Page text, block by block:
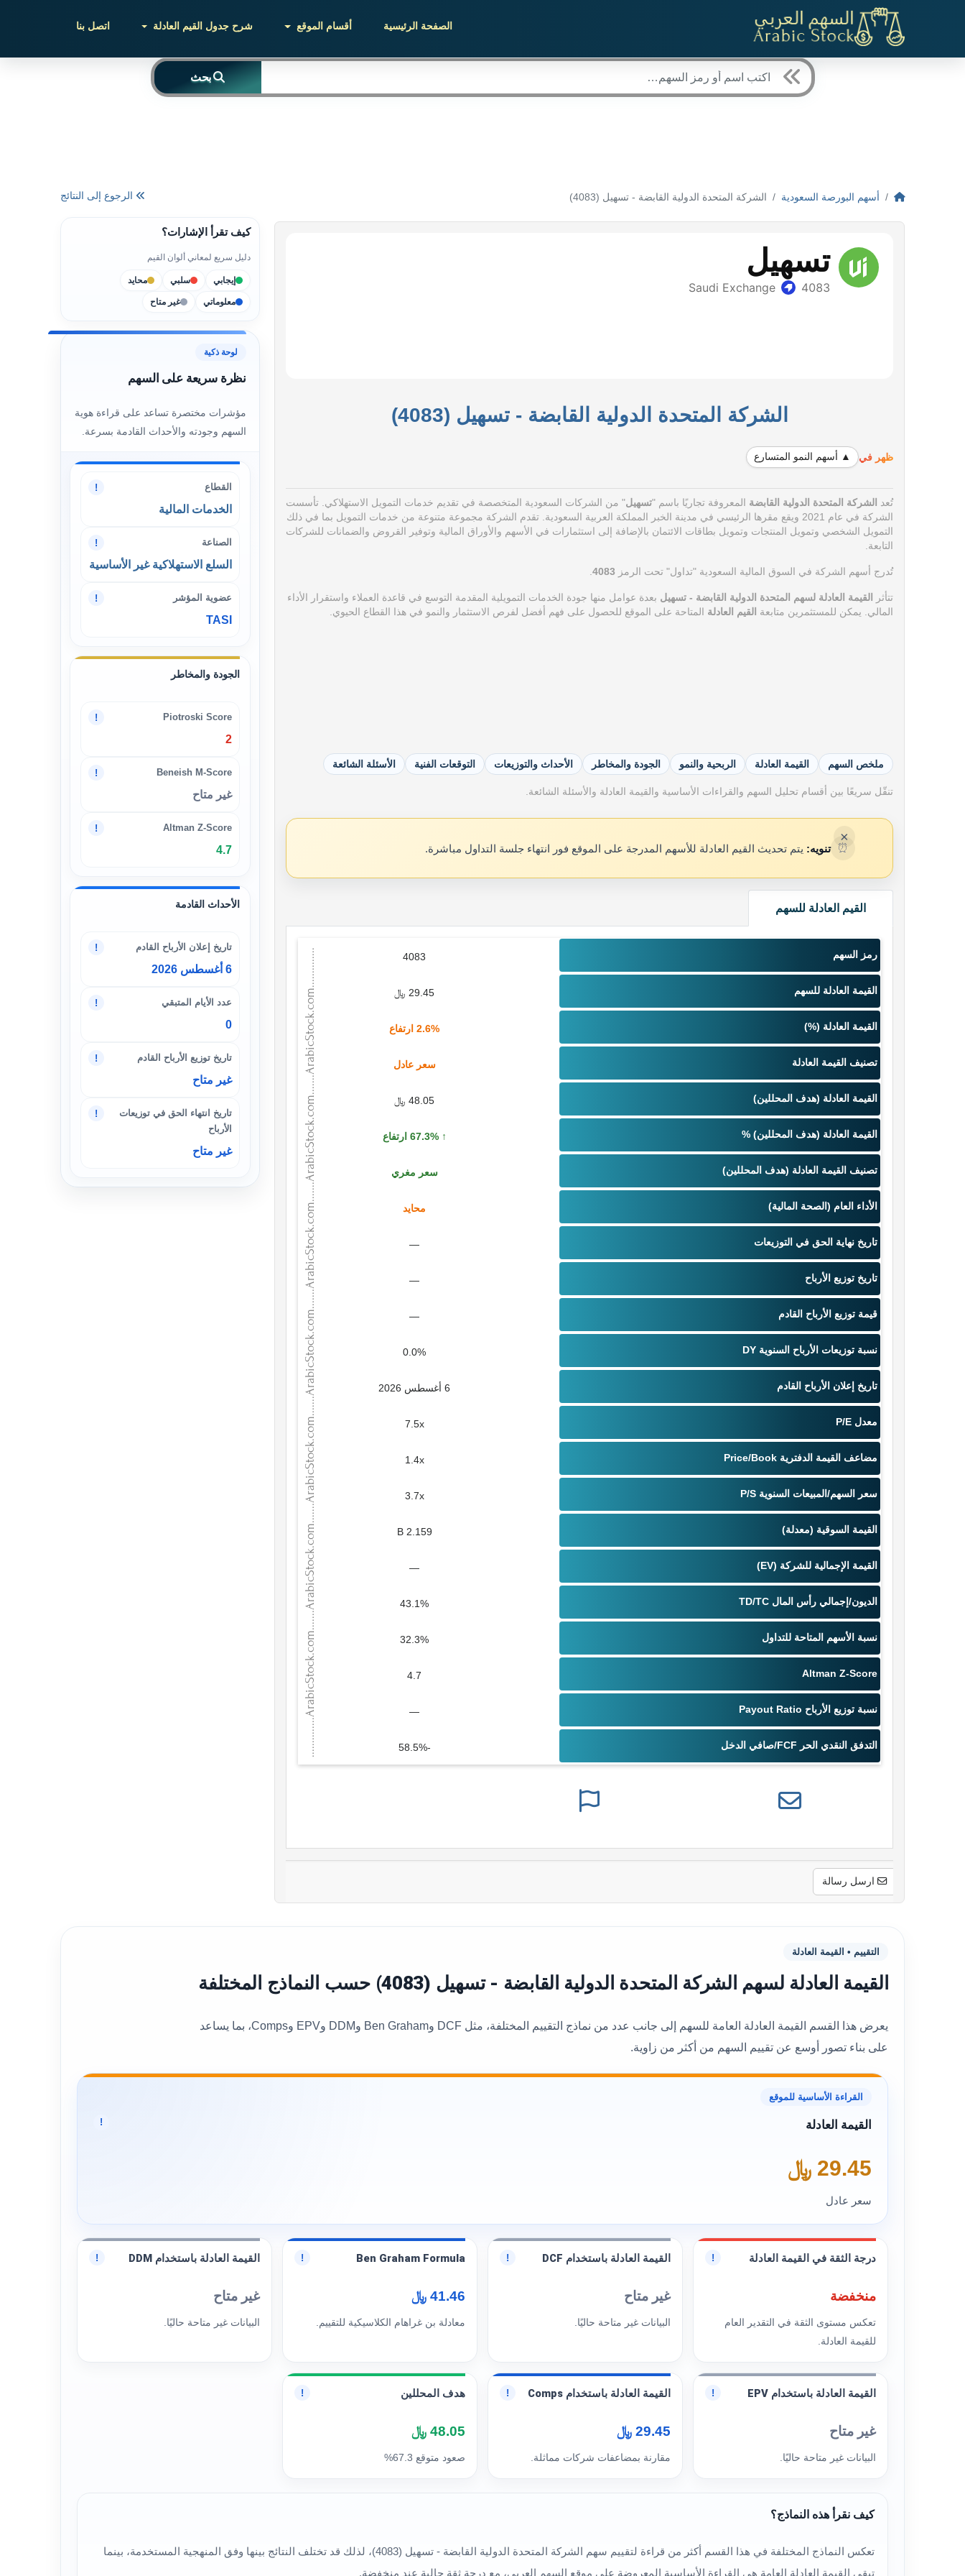
الصفحة الرئيسية أقسام الموقع شرح جدول القيم العادلة اتصل بنا
بحث
أسهم البورصة السعودية الشركة المتحدة الدولية القابضة - تسهيل (4083) الرجوع إلى النتائج
الشركة المتحدة الدولية القابضة - تسهيل (4083)
ظهر في ▲ أسهم النمو المتسارع
تُعد الشركة المتحدة الدولية القابضة المعروفة تجاريًا باسم "تسهيل" من الشركات السعودية المتخصصة في تقديم خدمات التمويل الاستهلاكي. تأسست
الشركة في عام 2021 ويقع مقرها الرئيسي في مدينة الخبر المملكة العربية السعودية.
تقدم الشركة مجموعة متنوعة من خدمات التمويل بما في ذلك
التمويل الشخصي وتمويل المنتجات وتمويل بطاقات الائتمان بالإضافة إلى استثمارات في الأسهم والأوراق المالية وتوفير القروض والضمانات للشركات
التابعة.
تُدرج أسهم الشركة في السوق المالية السعودية "تداول" تحت الرمز 4083
.
تتأثر القيمة العادلة لسهم المتحدة الدولية القابضة - تسهيل بعدة عوامل منها جودة الخدمات التمويلية المقدمة التوسع في قاعدة العملاء واستقرار الأداء
المالي. يمكن للمستثمرين متابعة القيم العادلة المتاحة على الموقع للحصول على فهم أفضل لفرص الاستثمار والنمو في هذا القطاع الحيوي.
ملخص السهم القيمة العادلة الربحية والنمو الجودة والمخاطر الأحداث والتوزيعات التوقعات الفنية الأسئلة الشائعة
تنقّل سريعًا بين أقسام تحليل السهم والقراءات الأساسية والقيمة العادلة والأسئلة الشائعة.
×
⏰ تنويه: يتم تحديث القيم العادلة للأسهم المدرجة على الموقع فور انتهاء جلسة التداول مباشرة.
القيم العادلة للسهم
4083
29.45 ﷼
2.6% ارتفاع
سعر عادل
48.05 ﷼
67.3% ارتفاع
سعر مغري
محايد
—
—
—
0.0%
6 أغسطس 2026
7.5x
1.4x
3.7x
2.159 B
—
43.1%
32.3%
4.7
—
-58.5%
ارسل رسالة
كيف تقرأ الإشارات؟
دليل سريع لمعاني ألوان القيم
إيجابي سلبي محايد
معلوماتي غير متاح
لوحة ذكية
نظرة سريعة على السهم
مؤشرات مختصرة تساعد على قراءة هوية
السهم وجودته والأحداث القادمة بسرعة.
القطاع !
الخدمات المالية
الصناعة !
السلع الاستهلاكية غير الأساسية
عضوية المؤشر !
TASI
الجودة والمخاطر
Piotroski Score
!
2
Beneish M-Score
!
غير متاح
Altman Z-Score
!
4.7
الأحداث القادمة
تاريخ إعلان الأرباح القادم !
6 أغسطس 2026
عدد الأيام المتبقي !
0
تاريخ توزيع الأرباح القادم !
غير متاح
تاريخ انتهاء الحق في توزيعات
الأرباح
!
غير متاح
التقييم • القيمة العادلة
القيمة العادلة لسهم الشركة المتحدة الدولية القابضة - تسهيل (4083) حسب النماذج المختلفة
يعرض هذا القسم القيمة العادلة العامة للسهم إلى جانب عدد من نماذج التقييم المختلفة، مثل DCF وBen Graham وDDM وEPV وComps، بما يساعد
على بناء تصور أوسع عن تقييم السهم من أكثر من زاوية.
القراءة الأساسية للموقع
القيمة العادلة !
29.45 ﷼
سعر عادل
درجة الثقة في القيمة العادلة !
منخفضة
تعكس مستوى الثقة في التقدير العام
للقيمة العادلة.
القيمة العادلة باستخدام DCF !
غير متاح
البيانات غير متاحة حاليًا.
Ben Graham Formula
!
41.46 ﷼
معادلة بن غراهام الكلاسيكية للتقييم.
القيمة العادلة باستخدام DDM !
غير متاح
البيانات غير متاحة حاليًا.
القيمة العادلة باستخدام EPV !
غير متاح
البيانات غير متاحة حاليًا.
القيمة العادلة باستخدام Comps !
29.45 ﷼
مقارنة بمضاعفات شركات مماثلة.
هدف المحللين !
48.05 ﷼
صعود متوقع 67.3%
كيف نقرأ هذه النماذج؟
تعكس النماذج المختلفة في هذا القسم أكثر من قراءة لتقييم سهم الشركة المتحدة الدولية القابضة - تسهيل (4083)، لذلك قد تختلف النتائج بينها وفق المنهجية المستخدمة، بينما
تبقى القيمة العادلة العامة هي القراءة الأساسية المعروضة على موقع السهم العربي، مع درجة ثقة حالية عند منخفضة.